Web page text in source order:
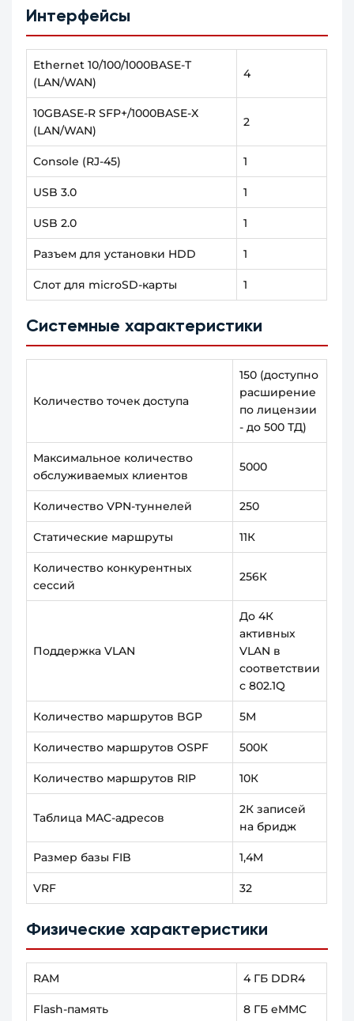
Интерфейсы
Ethernet 10/100/1000BASE-T
(LAN/WAN)
4
10GBASE-R SFP+/1000BASE-X
(LAN/WAN)
2
Console (RJ-45) 1
USB 3.0 1
USB 2.0 1
Разъем для установки HDD 1
Слот для microSD-карты 1
Системные характеристики
Количество точек доступа
150 (доступно
расширение
по лицензии
- до 500 ТД)
Максимальное количество
обслуживаемых клиентов
5000
Количество VPN-туннелей 250
Статические маршруты 11К
Количество конкурентных
сессий
256К
Поддержка VLAN
До 4К
активных
VLAN в
соответствии
с 802.1Q
Количество маршрутов BGP 5М
Количество маршрутов OSPF 500К
Количество маршрутов RIP 10К
Таблица MAC-адресов
2К записей
на бридж
Размер базы FIB 1,4М
VRF 32
Физические характеристики
RAM 4 ГБ DDR4
Flash-память 8 ГБ eMMC